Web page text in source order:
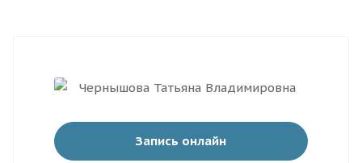
Запись онлайн